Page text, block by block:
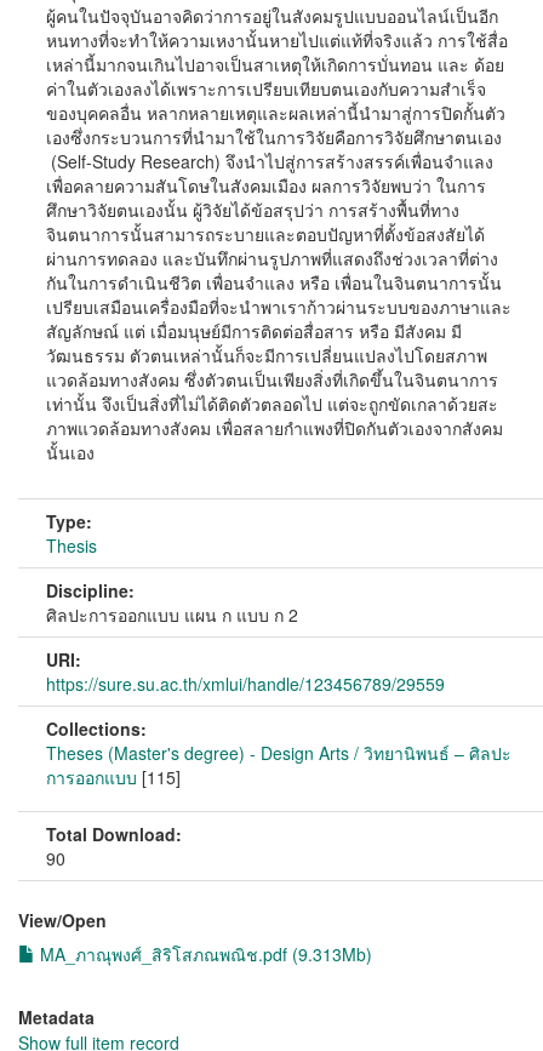
ผู้คนในปัจจุบันอาจคิดว่าการอยู่ในสังคมรูปแบบออนไลน์เป็นอีก
หนทางที่จะทำให้ความเหงานั้นหายไปแต่แท้ที่จริงแล้ว การใช้สื่อ
เหล่านี้มากจนเกินไปอาจเป็นสาเหตุให้เกิดการบั่นทอน และ ด้อย
ค่าในตัวเองลงได้เพราะการเปรียบเทียบตนเองกับความสำเร็จ
ของบุคคลอื่น หลากหลายเหตุและผลเหล่านี้นำมาสู่การปิดกั้นตัว
เองซึ่งกระบวนการที่นำมาใช้ในการวิจัยคือการวิจัยศึกษาตนเอง
(Self-Study Research) จึงนำไปสู่การสร้างสรรค์เพื่อนจำแลง
เพื่อคลายความสันโดษในสังคมเมือง ผลการวิจัยพบว่า ในการ
ศึกษาวิจัยตนเองนั้น ผู้วิจัยได้ข้อสรุปว่า การสร้างพื้นที่ทาง
จินตนาการนั้นสามารถระบายและตอบปัญหาที่ตั้งข้อสงสัยได้
ผ่านการทดลอง และบันทึกผ่านรูปภาพที่แสดงถึงช่วงเวลาที่ต่าง
กันในการดำเนินชีวิต เพื่อนจำแลง หรือ เพื่อนในจินตนาการนั้น
เปรียบเสมือนเครื่องมือที่จะนำพาเราก้าวผ่านระบบของภาษาและ
สัญลักษณ์ แต่ เมื่อมนุษย์มีการติดต่อสื่อสาร หรือ มีสังคม มี
วัฒนธรรม ตัวตนเหล่านั้นก็จะมีการเปลี่ยนแปลงไปโดยสภาพ
แวดล้อมทางสังคม ซึ่งตัวตนเป็นเพียงสิ่งที่เกิดขึ้นในจินตนาการ
เท่านั้น จึงเป็นสิ่งที่ไม่ได้ติดตัวตลอดไป แต่จะถูกขัดเกลาด้วยสะ
ภาพแวดล้อมทางสังคม เพื่อสลายกำแพงที่ปิดกันตัวเองจากสังคม
นั้นเอง
Type:
Thesis
Discipline:
ศิลปะการออกแบบ แผน ก แบบ ก 2
URI:
https://sure.su.ac.th/xmlui/handle/123456789/29559
Collections:
Theses (Master's degree) - Design Arts / วิทยานิพนธ์ – ศิลปะ
การออกแบบ [115]
Total Download:
90
View/Open
MA_ภาณุพงศ์_สิริโสภณพณิช.pdf (9.313Mb)
Metadata
Show full item record